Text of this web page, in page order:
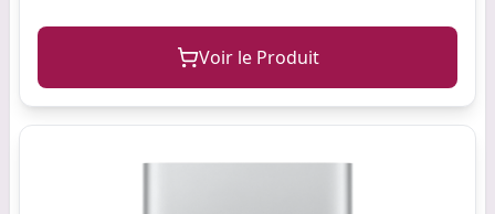
Voir le Produit